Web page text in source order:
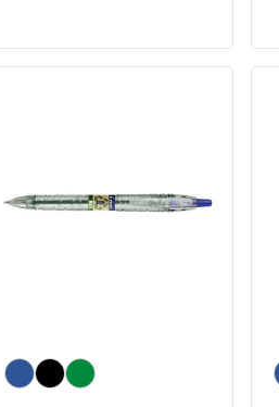
Bleu